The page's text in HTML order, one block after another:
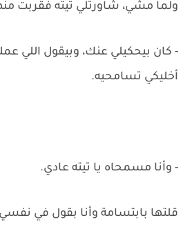
ولما مشي، شاورتلي تيته فقربت
- كان بيحكيلي عنك، وبيقول اللي
أخليكي تسامحيه.
- وأنا مسمحاه يا تيته عادي.
قلتها بابتسامة وأنا بقول في